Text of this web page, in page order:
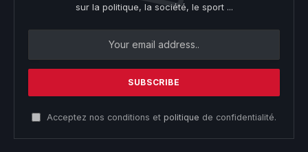
sur la politique, la société, le sport ...
Acceptez nos conditions et politique de confidentialité.